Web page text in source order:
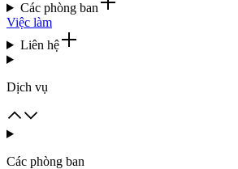
Các phòng ban
Việc làm
Liên hệ
Dịch vụ
Các phòng ban